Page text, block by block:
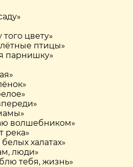
цвету»
птицы»
парнишку»
волшебником»
река»
халатах»
люди»
тебя, жизнь»